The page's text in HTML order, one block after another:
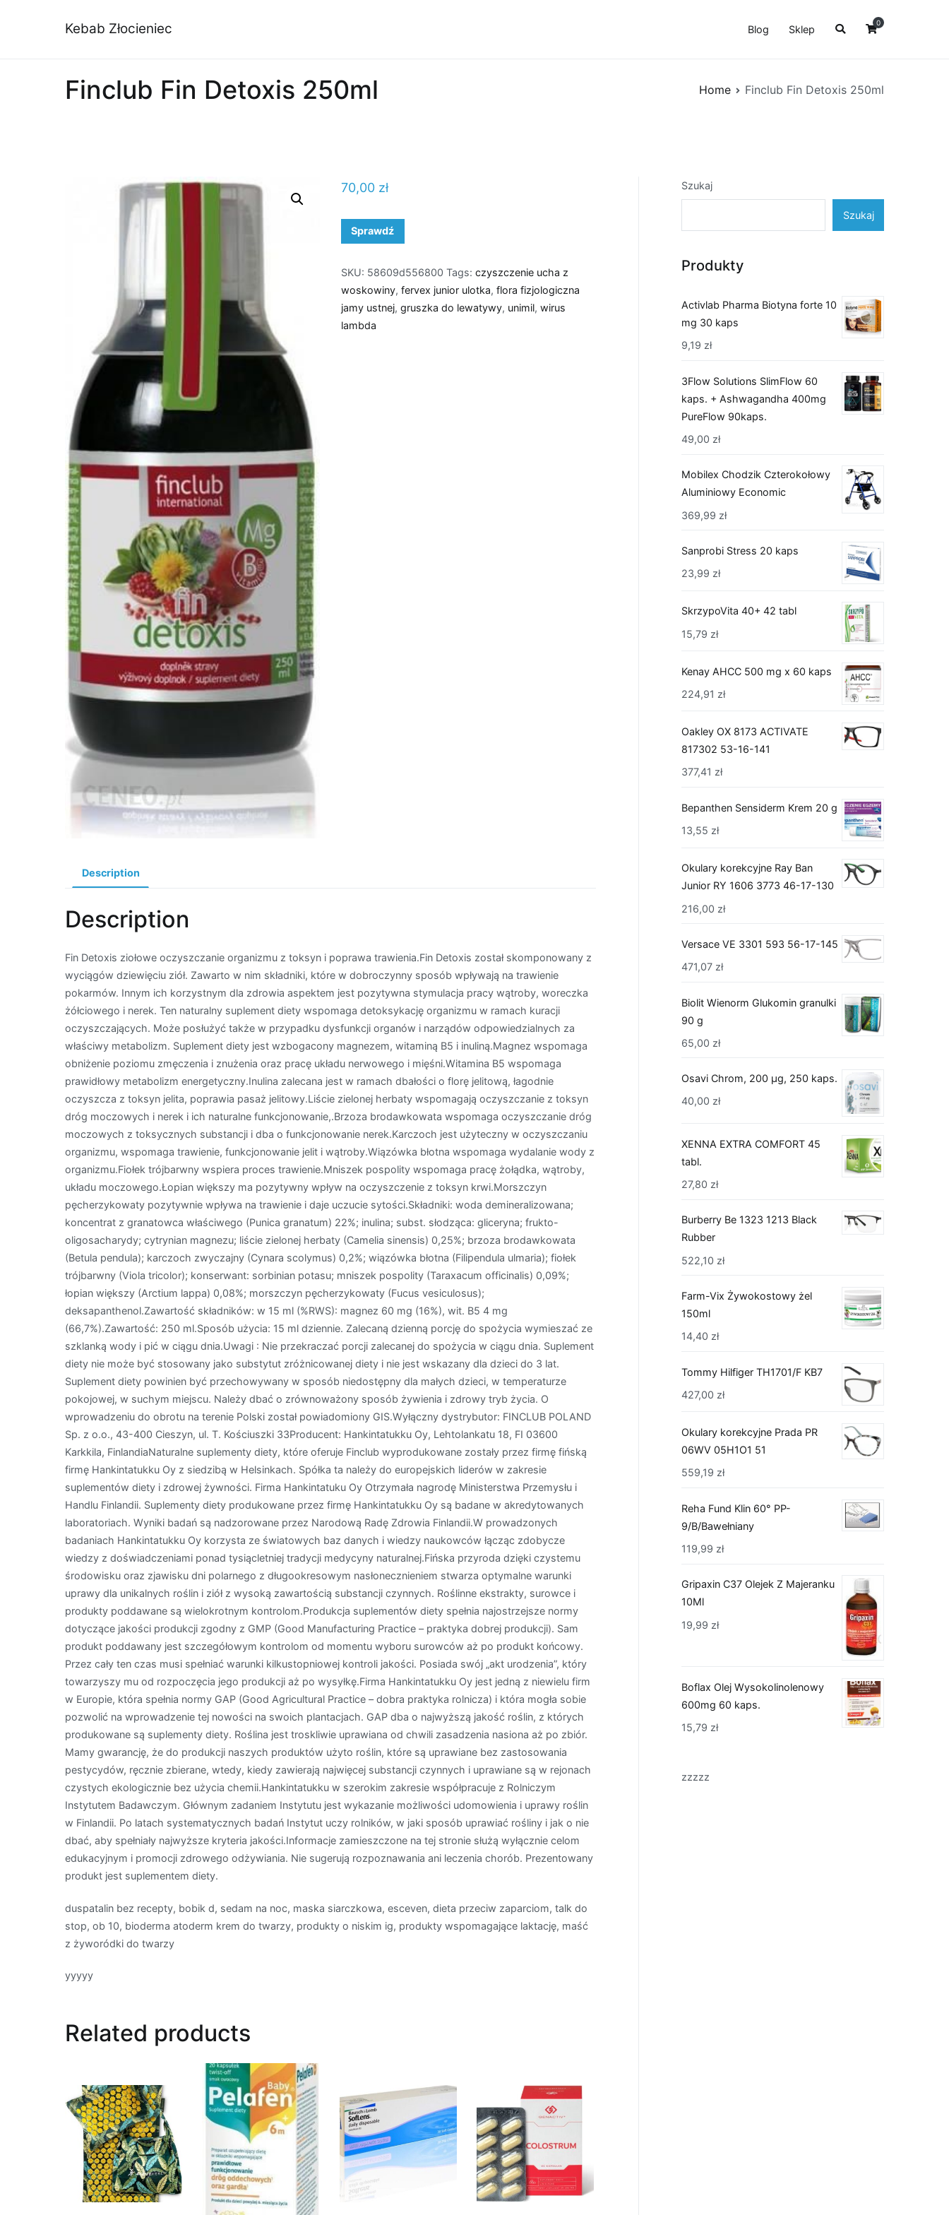
Kebab Złocieniec Blog Sklep
0
Finclub Fin Detoxis 250ml Home Finclub Fin Detoxis 250ml
70,00 zł
Sprawdź
SKU: 58609d556800 Tags:czyszczenie ucha z
woskowiny,fervex junior ulotka,flora fizjologiczna
jamy ustnej,gruszka do lewatywy, unimil,wirus
lambda
Description
Description
Fin Detoxis ziołowe oczyszczanie organizmu z toksyn i poprawa trawienia.Fin Detoxis został skomponowany z
wyciągów dziewięciu ziół. Zawarto w nim składniki, które w dobroczynny sposób wpływają na trawienie
pokarmów. Innym ich korzystnym dla zdrowia aspektem jest pozytywna stymulacja pracy wątroby, woreczka
żółciowego i nerek. Ten naturalny suplement diety wspomaga detoksykację organizmu w ramach kuracji
oczyszczających. Może posłużyć także w przypadku dysfunkcji organów i narządów odpowiedzialnych za
właściwy metabolizm. Suplement diety jest wzbogacony magnezem, witaminą B5 i inuliną.Magnez wspomaga
obniżenie poziomu zmęczenia i znużenia oraz pracę układu nerwowego i mięśni.Witamina B5 wspomaga
prawidłowy metabolizm energetyczny.Inulina zalecana jest w ramach dbałości o florę jelitową, łagodnie
oczyszcza z toksyn jelita, poprawia pasaż jelitowy.Liście zielonej herbaty wspomagają oczyszczanie z toksyn
dróg moczowych i nerek i ich naturalne funkcjonowanie,.Brzoza brodawkowata wspomaga oczyszczanie dróg
moczowych z toksycznych substancji i dba o funkcjonowanie nerek.Karczoch jest użyteczny w oczyszczaniu
organizmu, wspomaga trawienie, funkcjonowanie jelit i wątroby.Wiązówka błotna wspomaga wydalanie wody z
organizmu.Fiołek trójbarwny wspiera proces trawienie.Mniszek pospolity wspomaga pracę żołądka, wątroby,
układu moczowego.Łopian większy ma pozytywny wpływ na oczyszczenie z toksyn krwi.Morszczyn
pęcherzykowaty pozytywnie wpływa na trawienie i daje uczucie sytości.Składniki: woda demineralizowana;
koncentrat z granatowca właściwego (Punica granatum) 22%; inulina; subst. słodząca: gliceryna; frukto-
oligosacharydy; cytrynian magnezu; liście zielonej herbaty (Camelia sinensis) 0,25%; brzoza brodawkowata
(Betula pendula); karczoch zwyczajny (Cynara scolymus) 0,2%; wiązówka błotna (Filipendula ulmaria); fiołek
trójbarwny (Viola tricolor); konserwant: sorbinian potasu; mniszek pospolity (Taraxacum officinalis) 0,09%;
łopian większy (Arctium lappa) 0,08%; morszczyn pęcherzykowaty (Fucus vesiculosus);
deksapanthenol.Zawartość składników: w 15 ml (%RWS): magnez 60 mg (16%), wit. B5 4 mg
(66,7%).Zawartość: 250 ml.Sposób użycia: 15 ml dziennie. Zalecaną dzienną porcję do spożycia wymieszać ze
szklanką wody i pić w ciągu dnia.Uwagi : Nie przekraczać porcji zalecanej do spożycia w ciągu dnia. Suplement
diety nie może być stosowany jako substytut zróżnicowanej diety i nie jest wskazany dla dzieci do 3 lat.
Suplement diety powinien być przechowywany w sposób niedostępny dla małych dzieci, w temperaturze
pokojowej, w suchym miejscu. Należy dbać o zrównoważony sposób żywienia i zdrowy tryb życia. O
wprowadzeniu do obrotu na terenie Polski został powiadomiony GIS.Wyłączny dystrybutor: FINCLUB POLAND
Sp. z o.o., 43-400 Cieszyn, ul. T. Kościuszki 33Producent: Hankintatukku Oy, Lehtolankatu 18, FI 03600
Karkkila, FinlandiaNaturalne suplementy diety, które oferuje Finclub wyprodukowane zostały przez firmę fińską
firmę Hankintatukku Oy z siedzibą w Helsinkach. Spółka ta należy do europejskich liderów w zakresie
suplementów diety i zdrowej żywności. Firma Hankintatuku Oy Otrzymała nagrodę Ministerstwa Przemysłu i
Handlu Finlandii. Suplementy diety produkowane przez firmę Hankintatukku Oy są badane w akredytowanych
laboratoriach. Wyniki badań są nadzorowane przez Narodową Radę Zdrowia Finlandii.W prowadzonych
badaniach Hankintatukku Oy korzysta ze światowych baz danych i wiedzy naukowców łącząc zdobycze
wiedzy z doświadczeniami ponad tysiącletniej tradycji medycyny naturalnej.Fińska przyroda dzięki czystemu
środowisku oraz zjawisku dni polarnego z długookresowym nasłonecznieniem stwarza optymalne warunki
uprawy dla unikalnych roślin i ziół z wysoką zawartością substancji czynnych. Roślinne ekstrakty, surowce i
produkty poddawane są wielokrotnym kontrolom.Produkcja suplementów diety spełnia najostrzejsze normy
dotyczące jakości produkcji zgodny z GMP (Good Manufacturing Practice – praktyka dobrej produkcji). Sam
produkt poddawany jest szczegółowym kontrolom od momentu wyboru surowców aż po produkt końcowy.
Przez cały ten czas musi spełniać warunki kilkustopniowej kontroli jakości. Posiada swój „akt urodzenia”, który
towarzyszy mu od rozpoczęcia jego produkcji aż po wysyłkę.Firma Hankintatukku Oy jest jedną z niewielu firm
w Europie, która spełnia normy GAP (Good Agricultural Practice – dobra praktyka rolnicza) i która mogła sobie
pozwolić na wprowadzenie tej nowości na swoich plantacjach. GAP dba o najwyższą jakość roślin, z których
produkowane są suplementy diety. Roślina jest troskliwie uprawiana od chwili zasadzenia nasiona aż po zbiór.
Mamy gwarancję, że do produkcji naszych produktów użyto roślin, które są uprawiane bez zastosowania
pestycydów, ręcznie zbierane, wtedy, kiedy zawierają najwięcej substancji czynnych i uprawiane są w rejonach
czystych ekologicznie bez użycia chemii.Hankintatukku w szerokim zakresie współpracuje z Rolniczym
Instytutem Badawczym. Głównym zadaniem Instytutu jest wykazanie możliwości udomowienia i uprawy roślin
w Finlandii. Po latach systematycznych badań Instytut uczy rolników, w jaki sposób uprawiać rośliny i jak o nie
dbać, aby spełniały najwyższe kryteria jakości.Informacje zamieszczone na tej stronie służą wyłącznie celom
edukacyjnym i promocji zdrowego odżywiania. Nie sugerują rozpoznawania ani leczenia chorób. Prezentowany
produkt jest suplementem diety.
duspatalin bez recepty, bobik d, sedam na noc, maska siarczkowa, esceven, dieta przeciw zaparciom, talk do
stop, ob 10, bioderma atoderm krem do twarzy, produkty o niskim ig, produkty wspomagające laktację, maść
z żyworódki do twarzy
yyyyy
Related products
Szukaj
Szukaj
Produkty
Activlab Pharma Biotyna forte 10
mg 30 kaps
9,19 zł
3Flow Solutions SlimFlow 60
kaps. + Ashwagandha 400mg
PureFlow 90kaps.
49,00 zł
Mobilex Chodzik Czterokołowy
Aluminiowy Economic
369,99 zł
Sanprobi Stress 20 kaps
23,99 zł
SkrzypoVita 40+ 42 tabl
15,79 zł
Kenay AHCC 500 mg x 60 kaps
224,91 zł
Oakley OX 8173 ACTIVATE
817302 53-16-141
377,41 zł
Bepanthen Sensiderm Krem 20 g
13,55 zł
Okulary korekcyjne Ray Ban
Junior RY 1606 3773 46-17-130
216,00 zł
Versace VE 3301 593 56-17-145
471,07 zł
Biolit Wienorm Glukomin granulki
90 g
65,00 zł
Osavi Chrom, 200 µg, 250 kaps.
40,00 zł
XENNA EXTRA COMFORT 45
tabl.
27,80 zł
Burberry Be 1323 1213 Black
Rubber
522,10 zł
Farm-Vix Żywokostowy żel
150ml
14,40 zł
Tommy Hilfiger TH1701/F KB7
427,00 zł
Okulary korekcyjne Prada PR
06WV 05H1O1 51
559,19 zł
Reha Fund Klin 60° PP-
9/B/Bawełniany
119,99 zł
Gripaxin C37 Olejek Z Majeranku
10Ml
19,99 zł
Boflax Olej Wysokolinolenowy
600mg 60 kaps.
15,79 zł
zzzzz